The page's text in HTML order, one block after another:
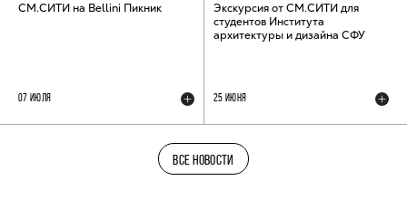
СМ.СИТИ на Bellini Пикник
07 ИЮЛЯ
Экскурсия от СМ.СИТИ для
студентов Института
архитектуры и дизайна СФУ
25 ИЮНЯ
ВСЕ НОВОСТИ